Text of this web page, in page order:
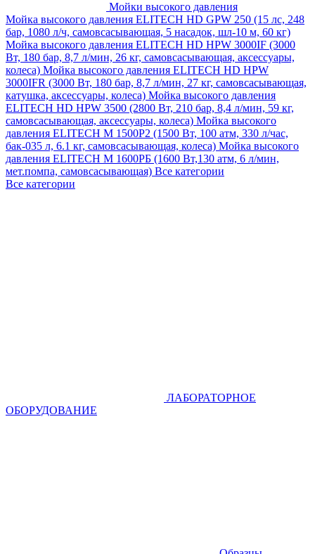
Мойки высокого давления
Мойка высокого давления ELITECH HD GPW 250 (15 лс, 248
бар, 1080 л/ч, самовсасывающая, 5 насадок, шл-10 м, 60 кг)
Мойка высокого давления ELITECH HD HPW 3000IF (3000
Вт, 180 бар, 8,7 л/мин, 26 кг, самовсасывающая, аксессуары,
колеса) Мойка высокого давления ELITECH HD HPW
3000IFR (3000 Вт, 180 бар, 8,7 л/мин, 27 кг, самовсасывающая,
катушка, аксессуары, колеса) Мойка высокого давления
ELITECH HD HPW 3500 (2800 Вт, 210 бар, 8,4 л/мин, 59 кг,
самовсасывающая, аксессуары, колеса) Мойка высокого
давления ELITECH M 1500P2 (1500 Вт, 100 атм, 330 л/час,
бак-035 л, 6.1 кг, самовсасывающая, колеса) Мойка высокого
давления ELITECH М 1600РБ (1600 Вт,130 атм, 6 л/мин,
мет.помпа, самовсасывающая) Все категории
Все категории
ЛАБОРАТОРНОЕ
ОБОРУДОВАНИЕ